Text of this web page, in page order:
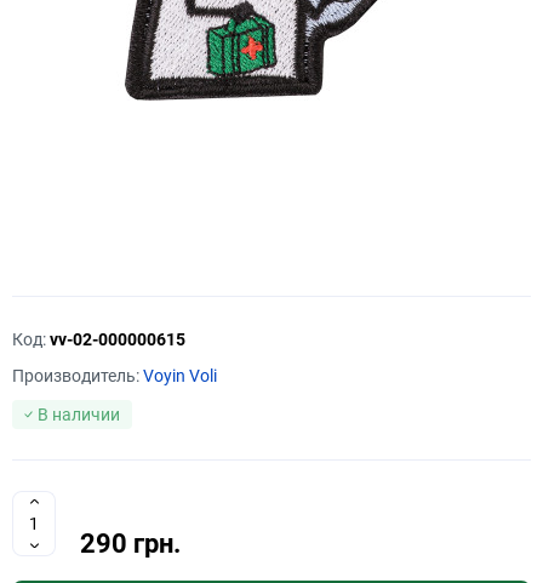
Код:vv-02-000000615
Производитель:Voyin Voli
В наличии
290 грн.